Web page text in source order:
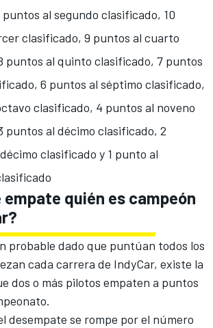
puntos al segundo clasificado, 10
clasificado, 9 puntos al cuarto
puntos al quinto clasificado, 7 puntos
6 puntos al séptimo clasificado,
clasificado, 4 puntos al noveno
puntos al décimo clasificado, 2
clasificado y 1 punto al
empate quién es campeón
probable dado que puntúan todos los
cada carrera de IndyCar, existe la
dos o más pilotos empaten a puntos
desempate se rompe por el número